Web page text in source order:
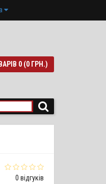
0 (0 ГРН.)
0 відгуків